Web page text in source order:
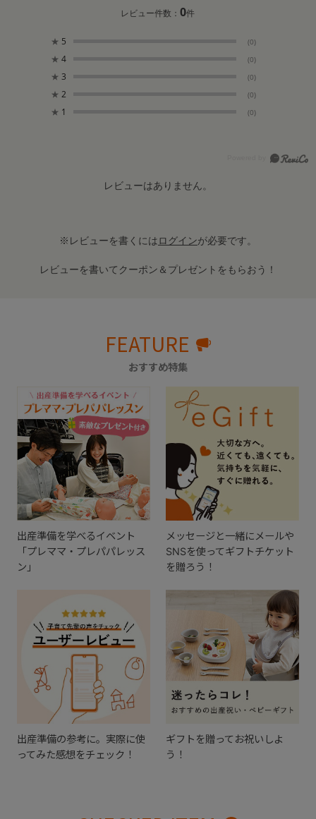
レビュー件数：0件
★ 5 (0)
★ 4 (0)
★ 3 (0)
★ 2 (0)
★ 1 (0)
レビューはありません。
※レビューを書くにはログインが必要です。
レビューを書いてクーポン＆プレゼントをもらおう！
FEATURE
おすすめ特集
出産準備を学べるイベント
「プレママ・プレパパレッス
ン」
メッセージと一緒にメールや
SNSを使ってギフトチケット
を贈ろう！
出産準備の参考に。実際に使
ってみた感想をチェック！
ギフトを贈ってお祝いしよ
う！